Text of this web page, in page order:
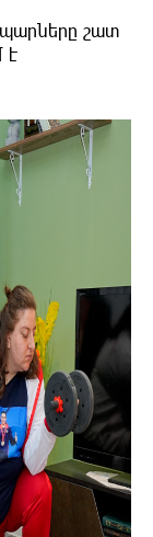
շատ
է